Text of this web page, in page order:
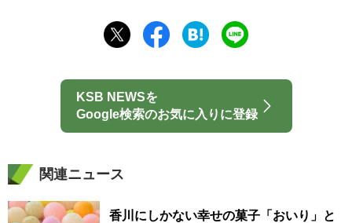
KSB NEWSを
Google検索のお気に入りに登録
関連ニュース
香川にしかない幸せの菓子「おいり」と